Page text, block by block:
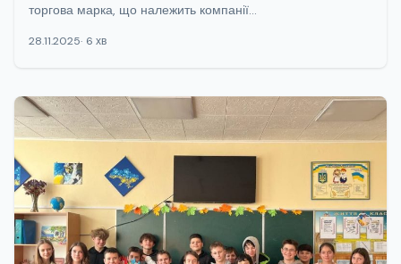
торгова марка, що належить компанії...
28.11.2025 6 хв